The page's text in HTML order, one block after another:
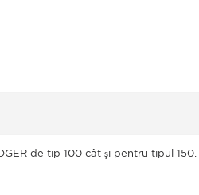
de tip 100 cât şi pentru tipul 150.